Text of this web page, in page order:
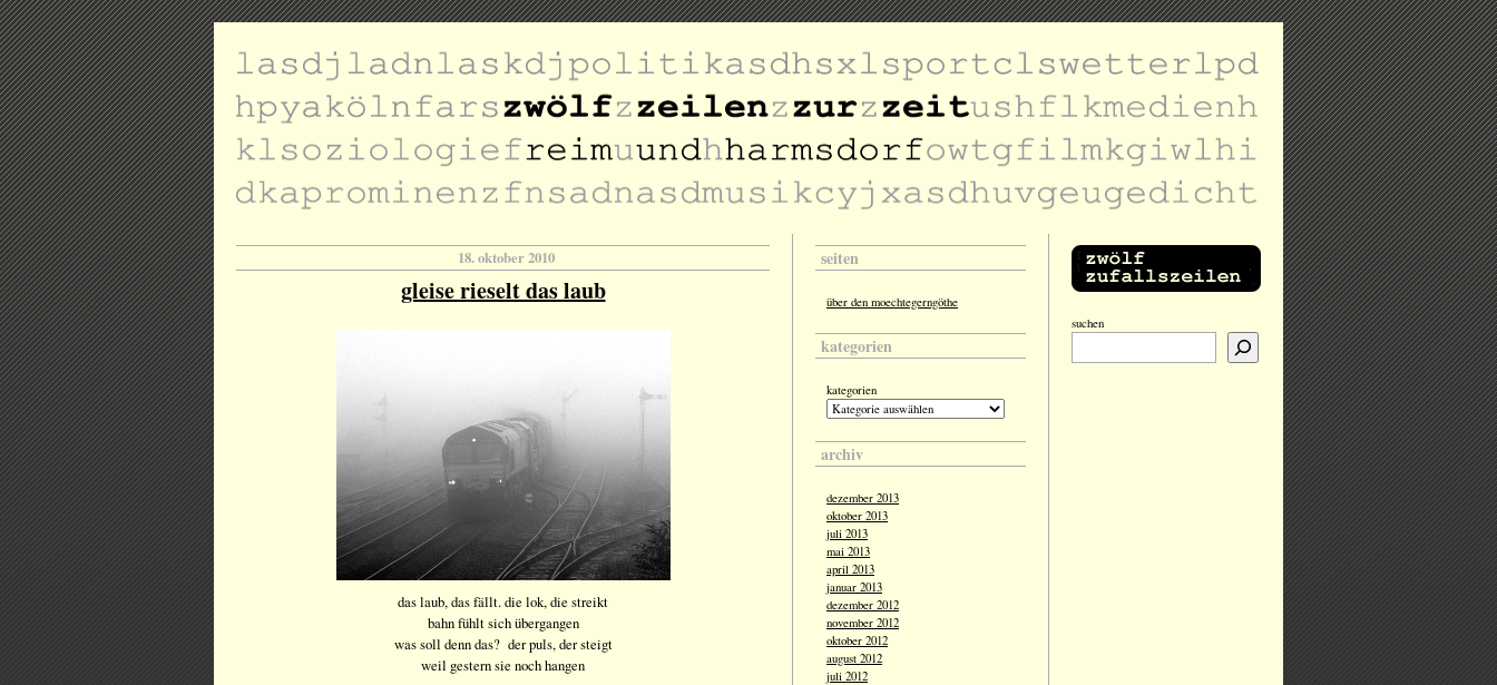
18. oktober 2010
gleise rieselt das laub
das laub, das fällt. die lok, die streikt
bahn fühlt sich übergangen
was soll denn das? der puls, der steigt
weil gestern sie noch hangen
seiten
über den moechtegerngöthe
kategorien
kategorien
archiv
dezember 2013
oktober 2013
juli 2013
mai 2013
april 2013
januar 2013
dezember 2012
november 2012
oktober 2012
august 2012
juli 2012
suchen